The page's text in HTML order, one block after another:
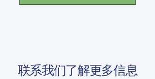
联系我们了解更多信息